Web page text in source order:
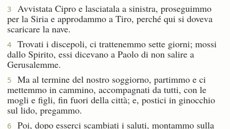
3
Avvistata Cipro e lasciatala a sinistra, proseguimmo
per la Siria e approdammo a Tiro, perché qui si doveva
scaricare la nave.
4
Trovati i discepoli, ci trattenemmo sette giorni; mossi
dallo Spirito, essi dicevano a Paolo di non salire a
Gerusalemme.
5
Ma al termine del nostro soggiorno, partimmo e ci
mettemmo in cammino, accompagnati da tutti, con le
mogli e figli, fin fuori della città; e, postici in ginocchio
sul lido, pregammo.
6
Poi, dopo esserci scambiati i saluti, montammo sulla